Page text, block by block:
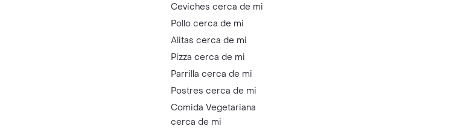
Ceviches cerca de mi
Pollo cerca de mi
Alitas cerca de mi
Pizza cerca de mi
Parrilla cerca de mi
Postres cerca de mi
Comida Vegetariana
cerca de mi